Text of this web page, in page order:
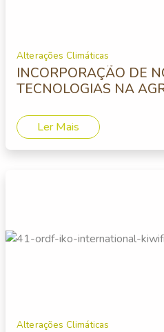
Alterações Climáticas
INCORPORAÇÃO DE
TECNOLOGIAS NA
Ler Mais
Alterações Climáticas